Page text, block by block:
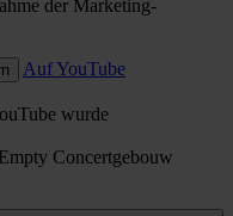
der Marketing-
Auf YouTube
wurde
Concertgebouw